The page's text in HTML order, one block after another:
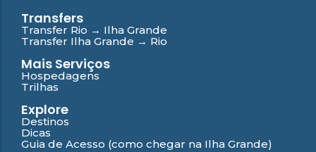
Transfers
Transfer Rio → Ilha Grande
Transfer Ilha Grande → Rio
Mais Serviços
Hospedagens
Trilhas
Explore
Destinos
Dicas
Guia de Acesso (como chegar na Ilha Grande)